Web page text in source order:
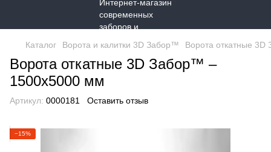
Каталог Ворота и калитки 3D Забор™ Ворота откатные
Ворота откатные 3D Забор™ –
1500х5000 мм
Артикул: 0000181 Оставить отзыв
−15%